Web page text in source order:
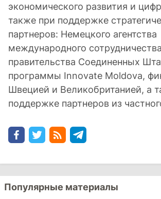
экономического развития и
также при поддержке
партнеров: Немецкого агентства
международного
правительства Соединенных
программы Innovate Moldova,
Швецией и Великобританией, а
поддержке партнеров из
Популярные материалы